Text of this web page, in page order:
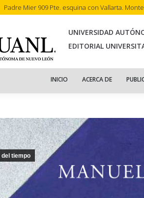
Padre Mier 909 Pte. esquina con Vallarta.
UNIVERSIDAD
EDITORIAL
INICIO ACERCA DE
del tiempo